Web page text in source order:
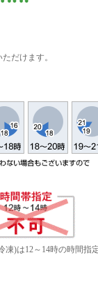
だけます。
凍)は12～14時の時間